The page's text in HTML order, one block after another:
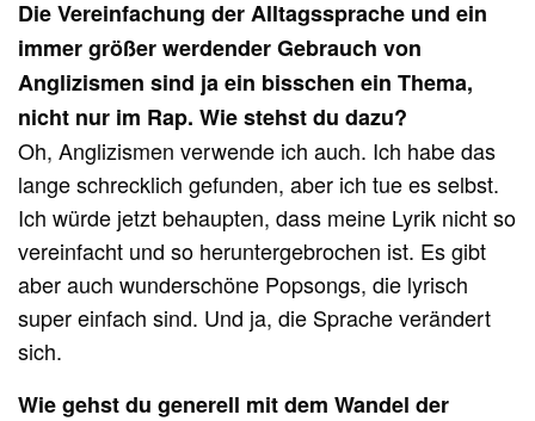
Die Vereinfachung der Alltagssprache und ein
immer größer werdender Gebrauch von
Anglizismen sind ja ein bisschen ein Thema,
nicht nur im Rap. Wie stehst du dazu?
Oh, Anglizismen verwende ich auch. Ich habe das
lange schrecklich gefunden, aber ich tue es selbst.
Ich würde jetzt behaupten, dass meine Lyrik nicht so
vereinfacht und so heruntergebrochen ist. Es gibt
aber auch wunderschöne Popsongs, die lyrisch
super einfach sind. Und ja, die Sprache verändert
sich.
Wie gehst du generell mit dem Wandel der